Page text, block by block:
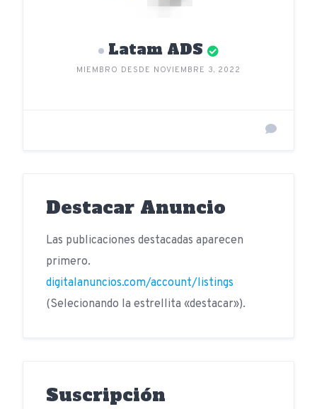
Latam ADS
MIEMBRO DESDE NOVIEMBRE 3, 2022
Destacar Anuncio
Las publicaciones destacadas aparecen
primero.
digitalanuncios.com/account/listings
(Selecionando la estrellita «destacar»).
Suscripción